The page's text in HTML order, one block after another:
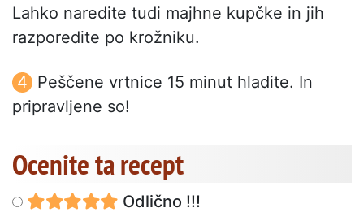
Lahko naredite tudi majhne kupčke in jih
razporedite po krožniku.
Peščene vrtnice 15 minut hladite. In
pripravljene so!
Ocenite ta recept
Odlično !!!